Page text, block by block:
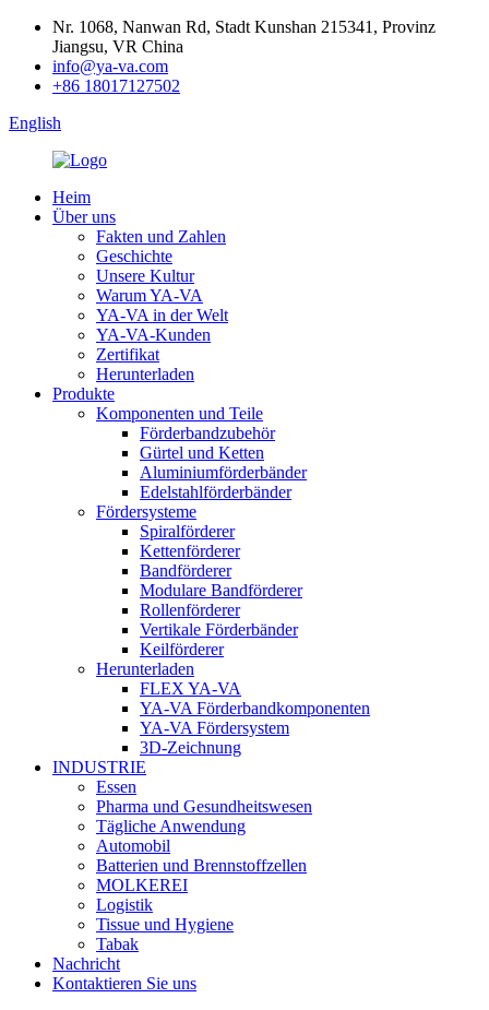
Nr. 1068, Nanwan Rd, Stadt Kunshan 215341, Provinz
Jiangsu, VR China
info@ya-va.com
+86 18017127502
English
Heim
Über uns
Fakten und Zahlen
Geschichte
Unsere Kultur
Warum YA-VA
YA-VA in der Welt
YA-VA-Kunden
Zertifikat
Herunterladen
Produkte
Komponenten und Teile
Förderbandzubehör
Gürtel und Ketten
Aluminiumförderbänder
Edelstahlförderbänder
Fördersysteme
Spiralförderer
Kettenförderer
Bandförderer
Modulare Bandförderer
Rollenförderer
Vertikale Förderbänder
Keilförderer
Herunterladen
FLEX YA-VA
YA-VA Förderbandkomponenten
YA-VA Fördersystem
3D-Zeichnung
INDUSTRIE
Essen
Pharma und Gesundheitswesen
Tägliche Anwendung
Automobil
Batterien und Brennstoffzellen
MOLKEREI
Logistik
Tissue und Hygiene
Tabak
Nachricht
Kontaktieren Sie uns